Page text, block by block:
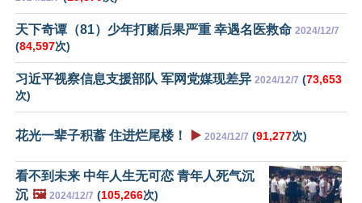
天下奇谭（81）少年打赌后果严重 幸遇名医救命 2024/12/7
(84,597次)
习近平视察信息支援部队 军网党媒现差异 2024/12/7 (73,653
次)
花光一辈子积蓄 住进烂尾楼！ ▶️ 2024/12/7 (91,277次)
看不到未来 中年人生无可恋 青年人死气沉
沉 🖼️ 2024/12/7 (105,266次)